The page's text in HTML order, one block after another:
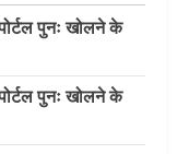
पुनः खोलने के
पुनः खोलने के